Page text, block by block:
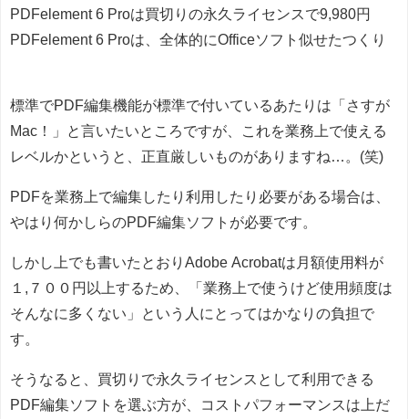
PDFelement 6 Proは買切りの永久ライセンスで9,980円
PDFelement 6 Proは、全体的にOfficeソフト似せたつくり
標準でPDF編集機能が標準で付いているあたりは「さすが
Mac！」と言いたいところですが、これを業務上で使える
レベルかというと、正直厳しいものがありますね…。(笑)
PDFを業務上で編集したり利用したり必要がある場合は、
やはり何かしらのPDF編集ソフトが必要です。
しかし上でも書いたとおりAdobe Acrobatは月額使用料が
１,７００円以上するため、「業務上で使うけど使用頻度は
そんなに多くない」という人にとってはかなりの負担で
す。
そうなると、買切りで永久ライセンスとして利用できる
PDF編集ソフトを選ぶ方が、コストパフォーマンスは上だ